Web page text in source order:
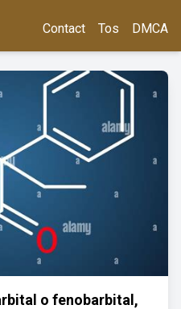
Contact Tos DMCA
o fenobarbital,